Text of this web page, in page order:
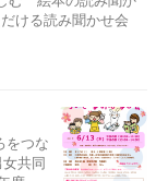
ける読み聞かせ会
をつな
共同